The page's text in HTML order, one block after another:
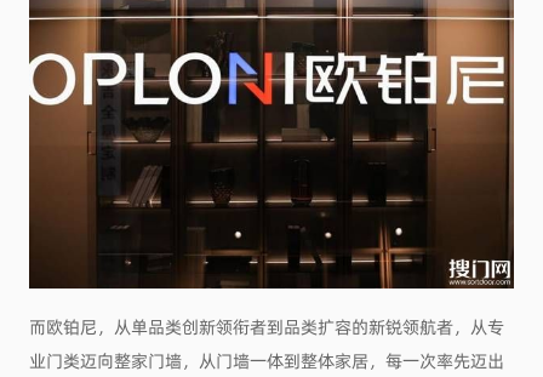
而欧铂尼，从单品类创新领衔者到品类扩容的新锐领航者，从专
业门类迈向整家门墙，从门墙一体到整体家居，每一次率先迈出